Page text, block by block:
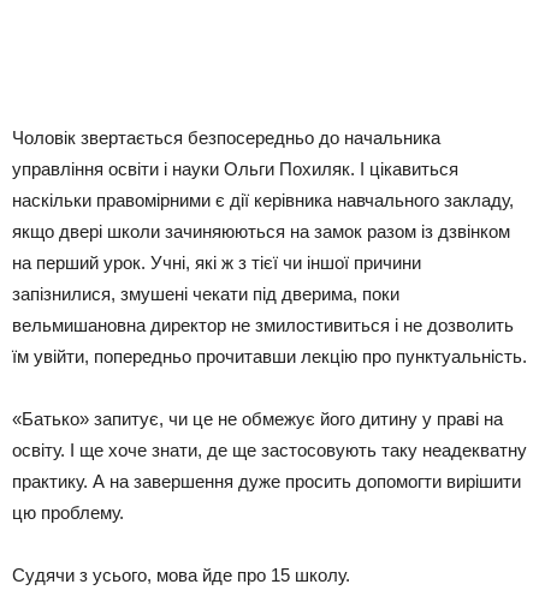
Чоловік звертається безпосередньо до начальника
управління освіти і науки Ольги Похиляк. І цікавиться
наскільки правомірними є дії керівника навчального закладу,
якщо двері школи зачиняюються на замок разом із дзвінком
на перший урок. Учні, які ж з тієї чи іншої причини
запізнилися, змушені чекати під дверима, поки
вельмишановна директор не змилостивиться і не дозволить
їм увійти, попередньо прочитавши лекцію про пунктуальність.
«Батько» запитує, чи це не обмежує його дитину у праві на
освіту. І ще хоче знати, де ще застосовують таку неадекватну
практику. А на завершення дуже просить допомогти вирішити
цю проблему.
Судячи з усього, мова йде про 15 школу.